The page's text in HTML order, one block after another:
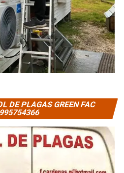
DE PLAGAS GREEN FAC